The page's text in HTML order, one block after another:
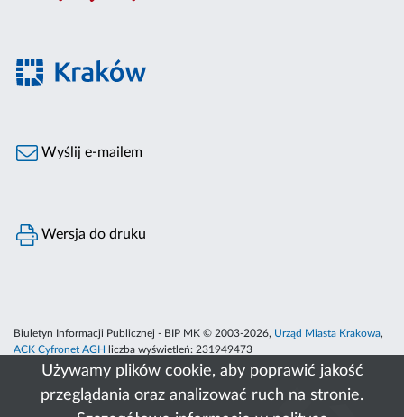
Używamy plików cookie, aby poprawić jakość
przeglądania oraz analizować ruch na stronie.
Wyślij e-mailem
Wersja do druku
Biuletyn Informacji Publicznej - BIP MK © 2003-2026, Urząd Miasta Krakowa,
ACK Cyfronet AGH
liczba wyświetleń: 231949473